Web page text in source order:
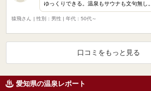
ゆっくりできる。温泉もサウナも文句無し。
猿飛さん
| 性別：男性 | 年代：50代～
口コミをもっと見る
愛知県の温泉レポート